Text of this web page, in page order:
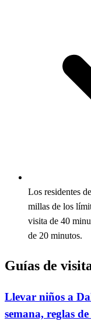
Los residentes
millas de los
visita de 40
de 20 minutos.
Guías de
Llevar niños a
semana, reglas